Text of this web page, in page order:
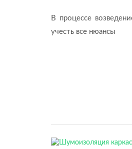
В процессе
учесть все нюансы